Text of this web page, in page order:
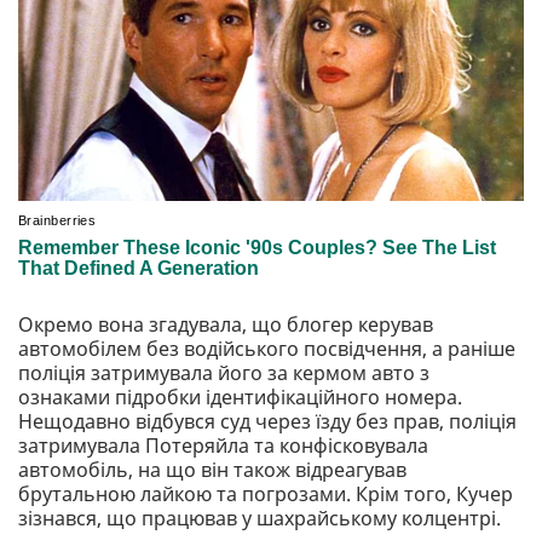
Окремо вона згадувала, що блогер керував
автомобілем без водійського посвідчення, а раніше
поліція затримувала його за кермом авто з
ознаками підробки ідентифікаційного номера.
Нещодавно відбувся суд через їзду без прав, поліція
затримувала Потеряйла та конфісковувала
автомобіль, на що він також відреагував
брутальною лайкою та погрозами. Крім того, Кучер
зізнався, що працював у шахрайському колцентрі.